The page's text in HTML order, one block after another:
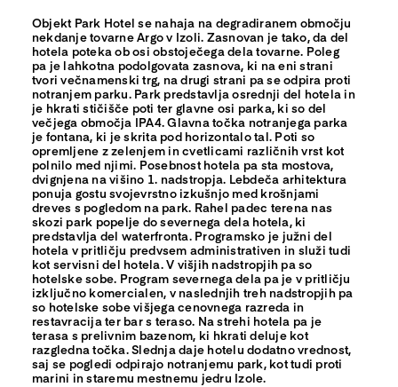
Objekt Park Hotel se nahaja na degradiranem območju
nekdanje tovarne Argo v Izoli. Zasnovan je tako, da del
hotela poteka ob osi obstoječega dela tovarne. Poleg
pa je lahkotna podolgovata zasnova, ki na eni strani
tvori večnamenski trg, na drugi strani pa se odpira proti
notranjem parku. Park predstavlja osrednji del hotela in
je hkrati stičišče poti ter glavne osi parka, ki so del
večjega območja IPA4. Glavna točka notranjega parka
je fontana, ki je skrita pod horizontalo tal. Poti so
opremljene z zelenjem in cvetlicami različnih vrst kot
polnilo med njimi. Posebnost hotela pa sta mostova,
dvignjena na višino 1. nadstropja. Lebdeča arhitektura
ponuja gostu svojevrstno izkušnjo med krošnjami
dreves s pogledom na park. Rahel padec terena nas
skozi park popelje do severnega dela hotela, ki
predstavlja del waterfronta. Programsko je južni del
hotela v pritličju predvsem administrativen in služi tudi
kot servisni del hotela. V višjih nadstropjih pa so
hotelske sobe. Program severnega dela pa je v pritličju
izključno komercialen, v naslednjih treh nadstropjih pa
so hotelske sobe višjega cenovnega razreda in
restavracija ter bar s teraso. Na strehi hotela pa je
terasa s prelivnim bazenom, ki hkrati deluje kot
razgledna točka. Slednja daje hotelu dodatno vrednost,
saj se pogledi odpirajo notranjemu park, kot tudi proti
marini in staremu mestnemu jedru Izole.